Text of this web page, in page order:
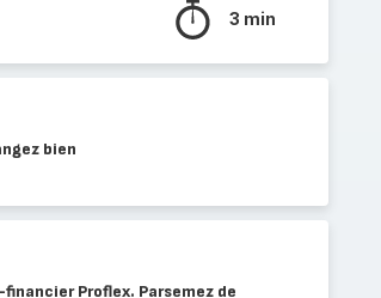
3 min
bien
Proflex. Parsemez de